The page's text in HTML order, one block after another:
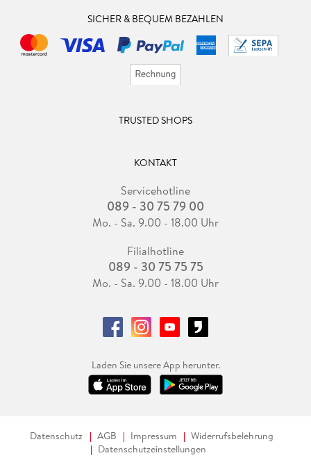
SICHER & BEQUEM BEZAHLEN
TRUSTED SHOPS
KONTAKT
Servicehotline
089 - 30 75 79 00
Mo. - Sa. 9.00 - 18.00 Uhr
Filialhotline
089 - 30 75 75 75
Mo. - Sa. 9.00 - 18.00 Uhr
Laden Sie unsere App herunter.
Datenschutz AGB Impressum
Widerrufsbelehrung
Datenschutzeinstellungen